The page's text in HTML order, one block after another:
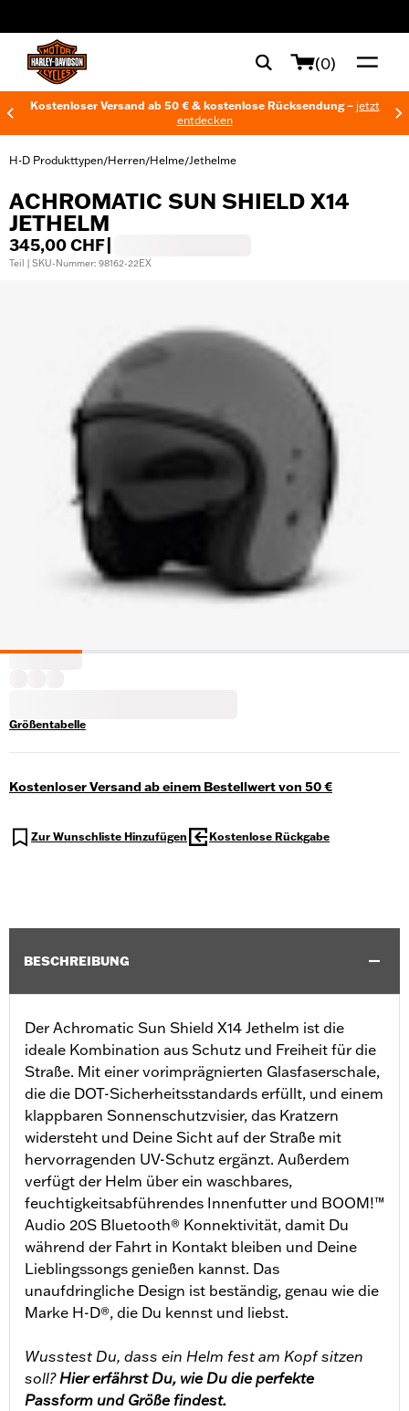
(0)
Kostenloser Versand ab 50 € & kostenlose Rücksendung – jetzt
entdecken
H-D Produkttypen/Herren/Helme/Jethelme
ACHROMATIC SUN SHIELD X14
JETHELM
345,00 CHF
Teil | SKU-Nummer: 98162-22EX
Größentabelle
Kostenloser Versand ab einem Bestellwert von 50 €
Zur Wunschliste Hinzufügen Kostenlose Rückgabe
BESCHREIBUNG
Der Achromatic Sun Shield X14 Jethelm ist die
ideale Kombination aus Schutz und Freiheit für die
Straße. Mit einer vorimprägnierten Glasfaserschale,
die die DOT-Sicherheitsstandards erfüllt, und einem
klappbaren Sonnenschutzvisier, das Kratzern
widersteht und Deine Sicht auf der Straße mit
hervorragenden UV-Schutz ergänzt. Außerdem
verfügt der Helm über ein waschbares,
feuchtigkeitsabführendes Innenfutter und BOOM!™
Audio 20S Bluetooth® Konnektivität, damit Du
während der Fahrt in Kontakt bleiben und Deine
Lieblingssongs genießen kannst. Das
unaufdringliche Design ist beständig, genau wie die
Marke H-D®, die Du kennst und liebst.
Wusstest Du, dass ein Helm fest am Kopf sitzen
soll?Hier erfährst Du, wie Du die perfekte
Passform und Größe findest.